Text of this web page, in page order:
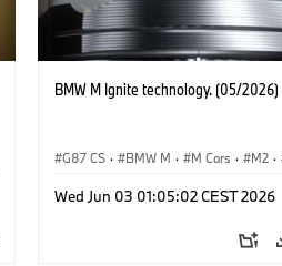
BMW M Ignite technology. (05/2026)
G87 CS · BMW M · M Cars · M2 ·
Wed Jun 03 01:05:02 CEST 2026